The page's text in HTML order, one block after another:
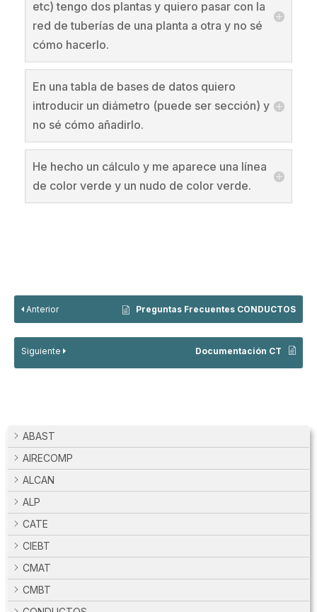
ABAST
AIRECOMP
ALCAN
ALP
CATE
CIEBT
CMAT
CMBT
etc) tengo dos plantas y quiero pasar con la
red de tuberías de una planta a otra y no sé
cómo hacerlo.
En una tabla de bases de datos quiero
introducir un diámetro (puede ser sección) y
no sé cómo añadirlo.
He hecho un cálculo y me aparece una línea
de color verde y un nudo de color verde.
Anterior Preguntas Frecuentes CONDUCTOS
Siguiente Documentación CT